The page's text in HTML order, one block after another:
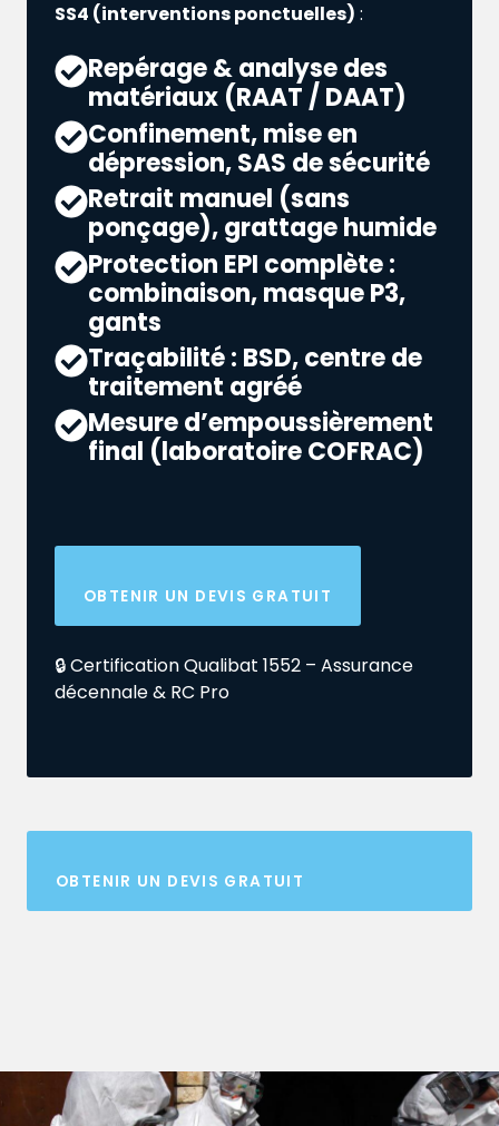
SS4 (interventions ponctuelles) :
Repérage & analyse des
matériaux (RAAT / DAAT)
Confinement, mise en
dépression, SAS de sécurité
Retrait manuel (sans
ponçage), grattage humide
Protection EPI complète :
combinaison, masque P3,
gants
Traçabilité : BSD, centre de
traitement agréé
Mesure d’empoussièrement
final (laboratoire COFRAC)
OBTENIR UN DEVIS GRATUIT
🔒 Certification Qualibat 1552 – Assurance
décennale & RC Pro
OBTENIR UN DEVIS GRATUIT